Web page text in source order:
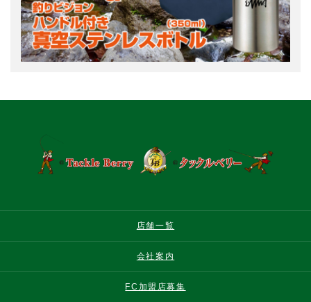
店舗一覧
会社案内
FC加盟店募集